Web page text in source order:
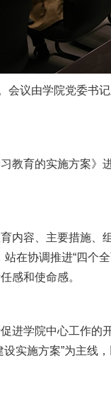
议由学院党委书
教育的实施方案
内容、主要措施
在协调推进“四个
感和使命感。
进学院中心工作
实施方案”为主